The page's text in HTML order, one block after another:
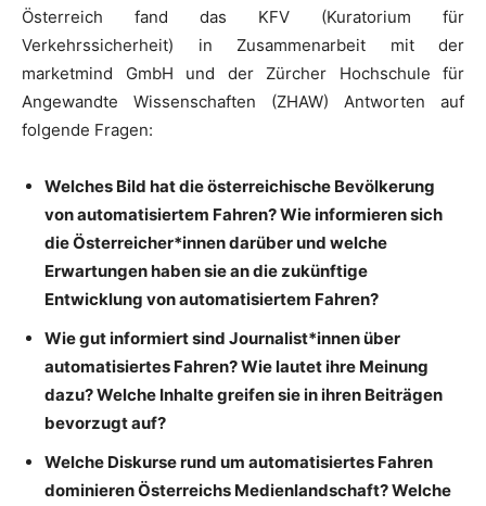
Österreich fand das KFV (Kuratorium für
Verkehrssicherheit) in Zusammenarbeit mit der
marketmind GmbH und der Zürcher Hochschule für
Angewandte Wissenschaften (ZHAW) Antworten auf
folgende Fragen:
Welches Bild hat die österreichische Bevölkerung
von automatisiertem Fahren? Wie informieren sich
die Österreicher*innen darüber und welche
Erwartungen haben sie an die zukünftige
Entwicklung von automatisiertem Fahren?
Wie gut informiert sind Journalist*innen über
automatisiertes Fahren? Wie lautet ihre Meinung
dazu? Welche Inhalte greifen sie in ihren Beiträgen
bevorzugt auf?
Welche Diskurse rund um automatisiertes Fahren
dominieren Österreichs Medienlandschaft? Welche